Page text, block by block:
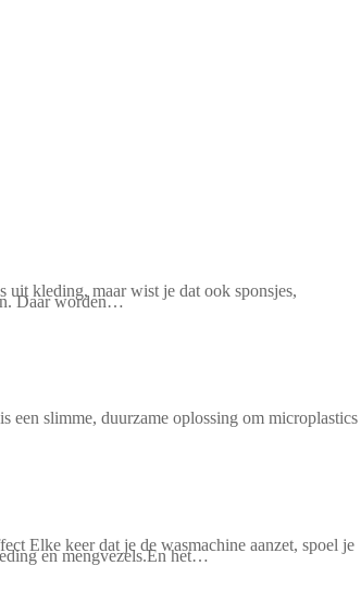
kleding, maar wist je dat ook sponsjes,
Daar worden…
slimme, duurzame oplossing om microplastics
Elke keer dat je de wasmachine aanzet, spoel je
en mengvezels.En het…